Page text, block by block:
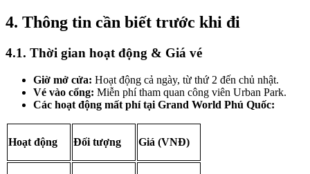
4. Thông tin cần biết trước khi đi
4.1. Thời gian hoạt động & Giá vé
Giờ mở cửa: Hoạt động cả ngày, từ thứ 2 đến chủ nhật.
Vé vào cổng: Miễn phí tham quan công viên Urban Park.
Các hoạt động mất phí tại Grand World Phú Quốc:
Hoạt động Đối tượng Giá (VNĐ)